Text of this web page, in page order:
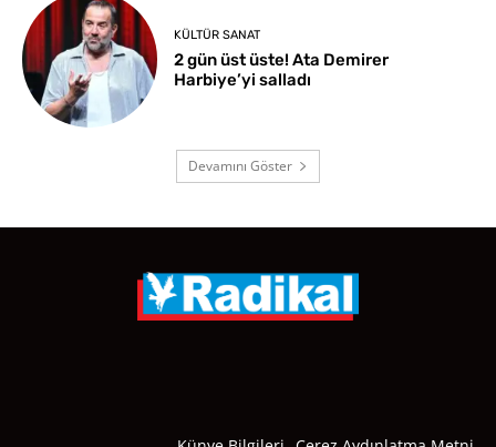
KÜLTÜR SANAT
2 gün üst üste! Ata Demirer
Harbiye’yi salladı
Devamını Göster